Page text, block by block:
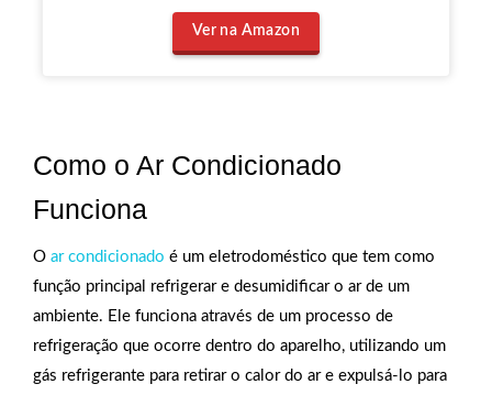
Ver na Amazon
Como o Ar Condicionado
Funciona
O ar condicionado é um eletrodoméstico que tem como
função principal refrigerar e desumidificar o ar de um
ambiente. Ele funciona através de um processo de
refrigeração que ocorre dentro do aparelho, utilizando um
gás refrigerante para retirar o calor do ar e expulsá-lo para